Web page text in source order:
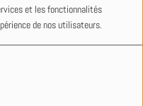
et les fonctionnalités
de nos utilisateurs.